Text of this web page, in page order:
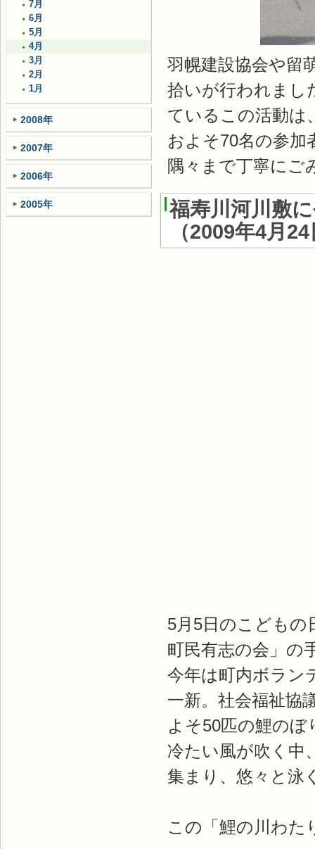
羽幌建設協会や留
拾いが行われまし
ているこの活動は
およそ70名の参加
隅々まで丁寧にご
福寿川河川敷
（2009年4月24
5月5日のこどもの
町民有志の会」の
今年は町内ボラン
一新。社会福祉協
よそ50匹の鯉の
冷たい風が吹く中
集まり、悠々と泳
この「鯉の川わた
7月
6月
5月
4月
3月
2月
1月
2008年
2007年
2006年
2005年